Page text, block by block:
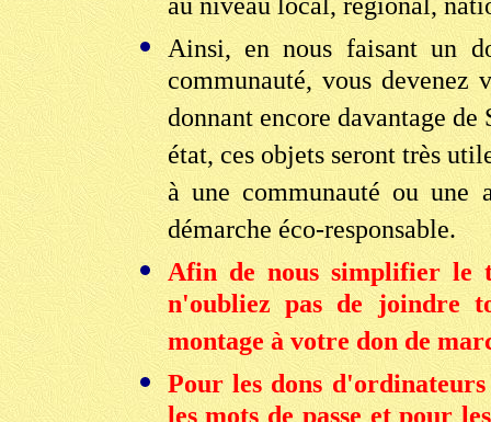
au niveau local, régional,
Ainsi, en nous faisant un
communauté, vous
donnant encore davantage
état, ces objets seront très
à une communauté ou une
démarche éco-responsable.
Afin de nous simplifier le
n'oubliez pas de joindre
montage à votre don de
Pour les dons